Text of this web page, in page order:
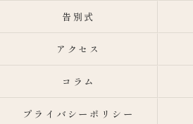
告別式
アクセス
コラム
プライバシーポリシー